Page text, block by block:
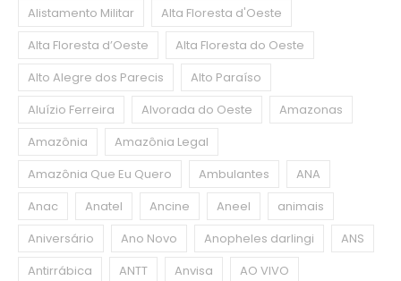
Alistamento Militar
Alta Floresta d'Oeste
Alta Floresta d’Oeste
Alta Floresta do Oeste
Alto Alegre dos Parecis
Alto Paraíso
Aluízio Ferreira
Alvorada do Oeste
Amazonas
Amazônia
Amazônia Legal
Amazônia Que Eu Quero
Ambulantes
ANA
Anac
Anatel Ancine Aneel
animais
Aniversário
Ano Novo Anopheles darlingi
ANS
Antirrábica
ANTT Anvisa
AO VIVO